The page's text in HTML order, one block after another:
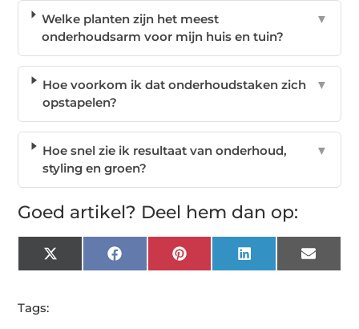
Welke planten zijn het meest
onderhoudsarm voor mijn huis en tuin?
▼
Hoe voorkom ik dat onderhoudstaken zich
opstapelen?
▼
Hoe snel zie ik resultaat van onderhoud,
styling en groen?
▼
Goed artikel? Deel hem dan op:
X
(Twitter)
FacebookPinterest LinkedIn Email
Tags: